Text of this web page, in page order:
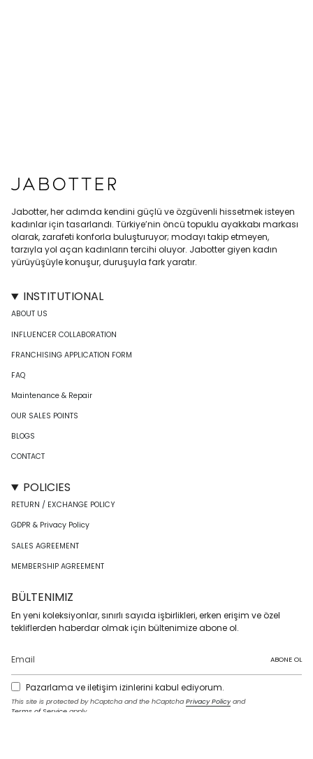
Jabotter, her adımda kendini güçlü ve özgüvenli hissetmek isteyen
kadınlar için tasarlandı. Türkiye’nin öncü topuklu ayakkabı markası
olarak, zarafeti konforla buluşturuyor; modayı takip etmeyen,
tarzıyla yol açan kadınların tercihi oluyor. Jabotter giyen kadın
yürüyüşüyle konuşur, duruşuyla fark yaratır.
INSTITUTIONAL
ABOUT US
INFLUENCER COLLABORATION
FRANCHISING APPLICATION FORM
FAQ
Maintenance & Repair
OUR SALES POINTS
BLOGS
CONTACT
POLICIES
RETURN / EXCHANGE POLICY
GDPR & Privacy Policy
SALES AGREEMENT
MEMBERSHIP AGREEMENT
BÜLTENIMIZ
En yeni koleksiyonlar, sınırlı sayıda işbirlikleri, erken erişim ve özel
tekliflerden haberdar olmak için bültenimize abone ol.
ABONE OL
Pazarlama ve iletişim izinlerini kabul ediyorum.
This site is protected by hCaptcha and the hCaptcha Privacy Policy and
Terms of Service apply.